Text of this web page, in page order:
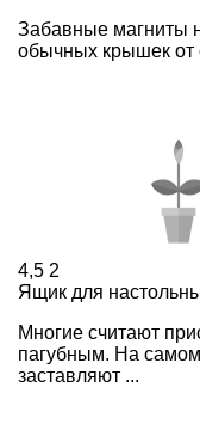
Забавные магниты
обычных крышек от
4,5 2
Ящик для
Многие считают
пагубным. На самом
заставляют ...